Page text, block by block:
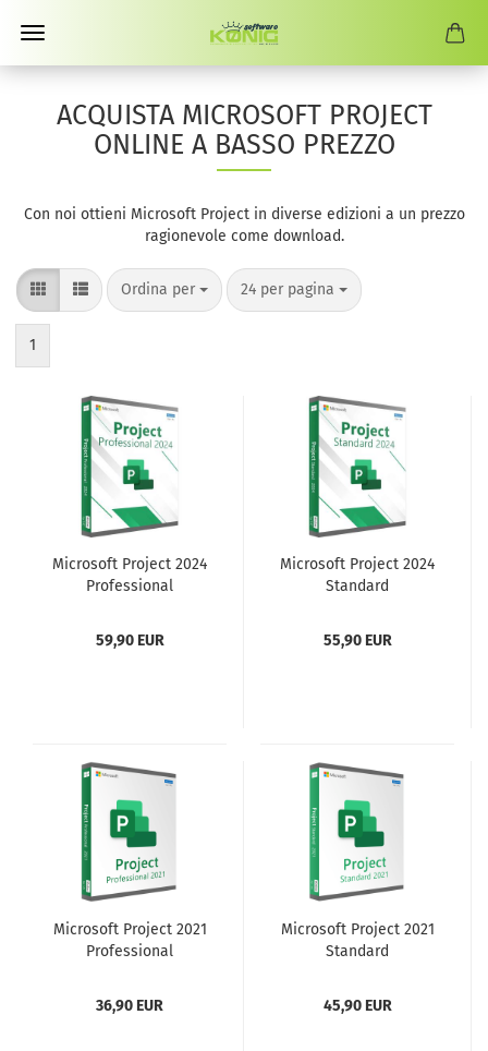
ACQUISTA MICROSOFT PROJECT
ONLINE A BASSO PREZZO
Con noi ottieni Microsoft Project in diverse edizioni a un prezzo
ragionevole come download.
Ordina per
Ordina per 24 per pagina
per pagina
1
Microsoft Project 2024
Professional
59,90 EUR
Microsoft Project 2024
Standard
55,90 EUR
Microsoft Project 2021
Professional
36,90 EUR
Microsoft Project 2021
Standard
45,90 EUR